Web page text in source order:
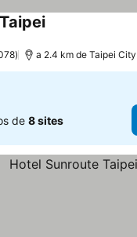
Ver preços
a 2.4 km de Taipei
de 8 sites